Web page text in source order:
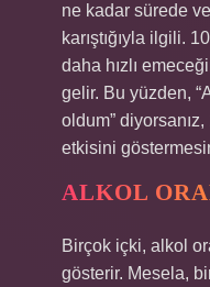
ne kadar sürede
karıştığıyla ilgili.
daha hızlı
gelir. Bu yüzden,
oldum” diyorsanız,
etkisini
ALKOL
Birçok içki, alkol
gösterir. Mesela,